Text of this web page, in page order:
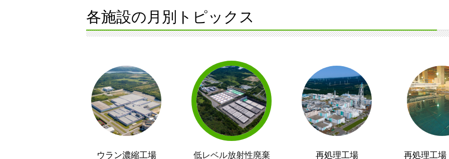
各施設の月別トピックス
ウラン濃縮工場 低レベル放射性廃棄 再処理工場 再処理工場